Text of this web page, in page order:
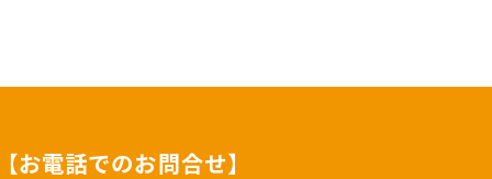
お電話でのお問合せ】